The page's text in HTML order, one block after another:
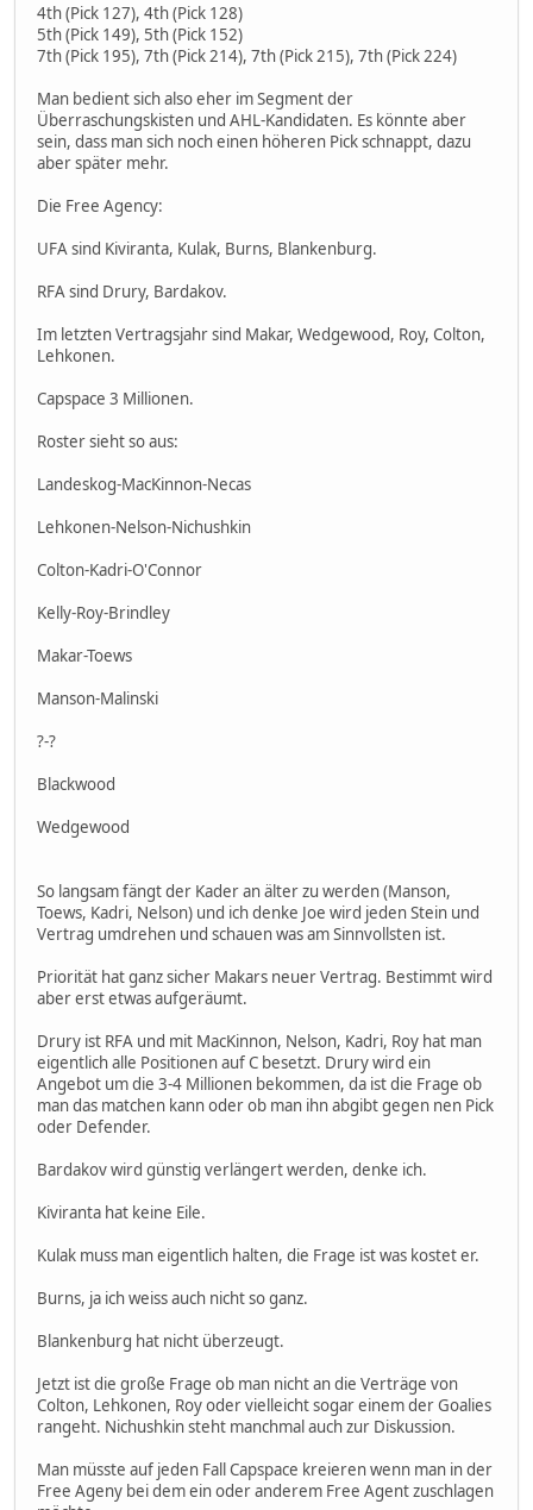
4th (Pick 127), 4th (Pick 128)
5th (Pick 149), 5th (Pick 152)
7th (Pick 195), 7th (Pick 214), 7th (Pick 215), 7th (Pick 224)
Man bedient sich also eher im Segment der
Überraschungskisten und AHL-Kandidaten. Es könnte aber
sein, dass man sich noch einen höheren Pick schnappt, dazu
aber später mehr.
Die Free Agency:
UFA sind Kiviranta, Kulak, Burns, Blankenburg.
RFA sind Drury, Bardakov.
Im letzten Vertragsjahr sind Makar, Wedgewood, Roy, Colton,
Lehkonen.
Capspace 3 Millionen.
Roster sieht so aus:
Landeskog-MacKinnon-Necas
Lehkonen-Nelson-Nichushkin
Colton-Kadri-O'Connor
Kelly-Roy-Brindley
Makar-Toews
Manson-Malinski
?-?
Blackwood
Wedgewood
So langsam fängt der Kader an älter zu werden (Manson,
Toews, Kadri, Nelson) und ich denke Joe wird jeden Stein und
Vertrag umdrehen und schauen was am Sinnvollsten ist.
Priorität hat ganz sicher Makars neuer Vertrag. Bestimmt wird
aber erst etwas aufgeräumt.
Drury ist RFA und mit MacKinnon, Nelson, Kadri, Roy hat man
eigentlich alle Positionen auf C besetzt. Drury wird ein
Angebot um die 3-4 Millionen bekommen, da ist die Frage ob
man das matchen kann oder ob man ihn abgibt gegen nen Pick
oder Defender.
Bardakov wird günstig verlängert werden, denke ich.
Kiviranta hat keine Eile.
Kulak muss man eigentlich halten, die Frage ist was kostet er.
Burns, ja ich weiss auch nicht so ganz.
Blankenburg hat nicht überzeugt.
Jetzt ist die große Frage ob man nicht an die Verträge von
Colton, Lehkonen, Roy oder vielleicht sogar einem der Goalies
rangeht. Nichushkin steht manchmal auch zur Diskussion.
Man müsste auf jeden Fall Capspace kreieren wenn man in der
Free Ageny bei dem ein oder anderem Free Agent zuschlagen